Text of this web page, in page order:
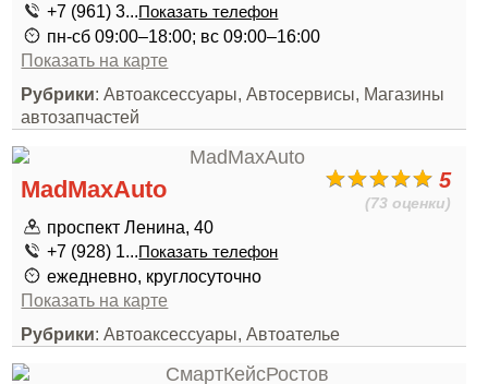
+7 (961) 3...Показать телефон
пн-сб 09:00–18:00; вс 09:00–16:00
Показать на карте
Рубрики: Автоаксессуары, Автосервисы, Магазины
автозапчастей
5
(73 оценки)
MadMaxAuto
проспект Ленина, 40
+7 (928) 1...Показать телефон
ежедневно, круглосуточно
Показать на карте
Рубрики: Автоаксессуары, Автоателье